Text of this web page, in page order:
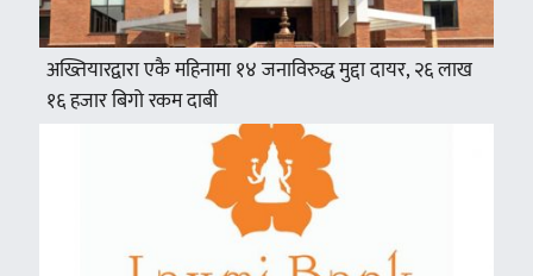
अख्तियारद्वारा एकै महिनामा १४ जनाविरुद्ध मुद्दा दायर, २६ लाख
१६ हजार बिगो रकम दाबी